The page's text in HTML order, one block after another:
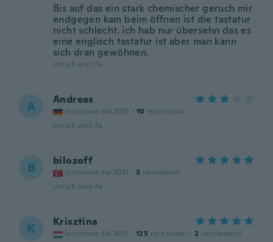
Bis auf das ein stark chemischer geruch mir
endgegen kam beim öffnen ist die tastatur
nicht schlecht. ich hab nur übersehn das es
eine englisch tastatur ist aber man kann
sich dran gewöhnen.
circa 5 anni fa
A Andreas
Iscrizione dal 2018 · 10 recensioni
circa 5 anni fa
B bilozoff
Iscrizione dal 2021 · 3 recensioni
circa 5 anni fa
K Krisztina
Iscrizione dal 2017 · 125 recensioni · 2 caricamenti